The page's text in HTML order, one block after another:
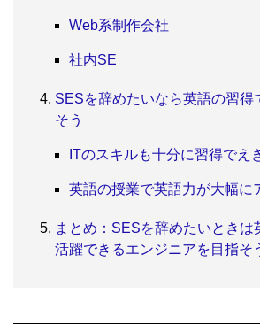
Web系制作会社
社内SE
SESを辞めたいなら英語の習得
そう
ITのスキルも十分に習得でえ
英語の授業で英語力が大幅に
まとめ：SESを辞めたいときは
活躍できるエンジニアを目指そ